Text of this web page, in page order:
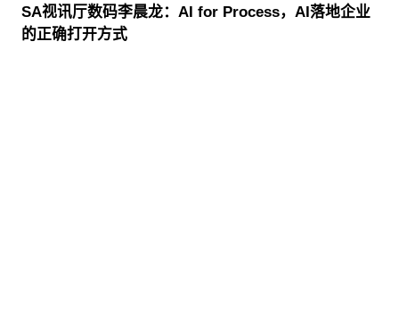
SA视讯厅数码李晨龙：AI for Process，AI落地企业
的正确打开方式